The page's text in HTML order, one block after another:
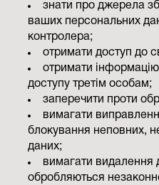
знати про джерела
ваших персональних
контролера;
отримати доступ до
отримати
доступу третім особам;
заперечити проти
вимагати
блокування неповних,
даних;
вимагати видалення
обробляються